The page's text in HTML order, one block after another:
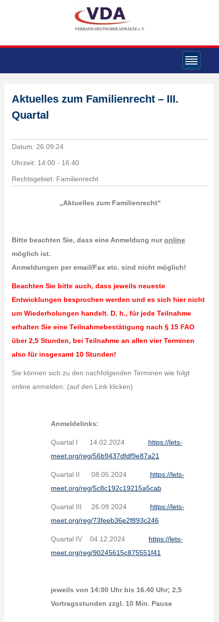
Aktuelles zum Familienrecht – III.
Quartal
Datum: 26.09.24
Uhrzeit: 14:00 - 16:40
Rechtsgebiet: Familienrecht
„Aktuelles zum Familienrecht“
Bitte beachten Sie, dass eine Anmeldung nuronline
möglich ist.
Anmeldungen per email/Fax etc. sind nicht möglich!
Beachten Sie bitte auch, dass jeweils neueste
Entwicklungen besprochen werden und es sich hier nicht
um Wiederholungen handelt. D. h., für jede Teilnahme
erhalten Sie eine Teilnahmebestätigung nach § 15 FAO
über 2,5 Stunden, bei Teilnahme an allen vier Terminen
also für insgesamt 10 Stunden!
Sie können sich zu den nachfolgenden Terminen wie folgt
online anmelden: (auf den Link klicken)
Anmeldelinks:
Quartal I 14.02.2024 https://lets-
meet.org/reg/56b9437dfdf9e87a21
Quartal II 08.05.2024 https://lets-
meet.org/reg/5c8c192c19215a5cab
Quartal III 26.09.2024 https://lets-
meet.org/reg/73feeb36e2f893c246
Quartal IV 04.12.2024 https://lets-
meet.org/reg/90245615c875551f41
jeweils von 14:00 Uhr bis 16.40 Uhr; 2,5
Vortragsstunden zzgl. 10 Min. Pause